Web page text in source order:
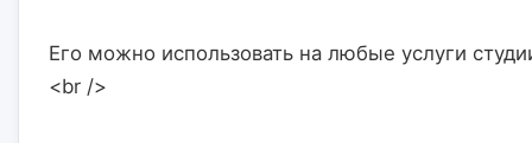
Его можно использовать на любые услуги
<br />